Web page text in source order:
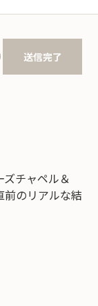
送信完了
ズチャペル＆
のリアルな結